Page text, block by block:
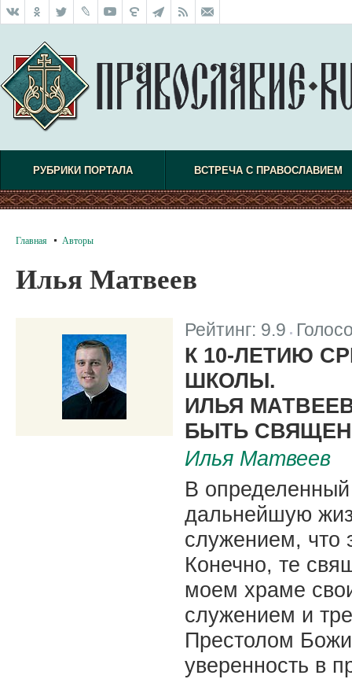
РУБРИКИ ПОРТАЛА ВСТРЕЧА С ПРАВОСЛАВИЕМ
Главная Авторы
Илья Матвеев
Рейтинг: 9.9
К 10-ЛЕТИЮ
ШКОЛЫ.
ИЛЬЯ
БЫТЬ
Илья Матвеев
В
дальнейшую
служением, что
Конечно, те
моем храме
служением и
Престолом
уверенность в